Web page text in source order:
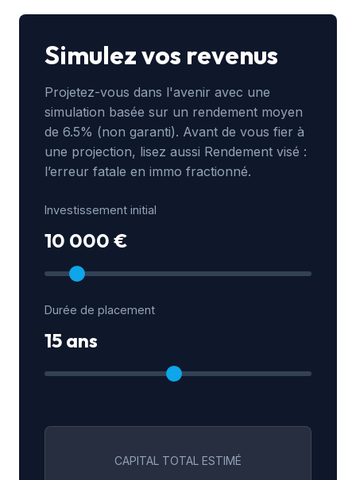
Simulez vos revenus
Projetez-vous dans l'avenir avec une
simulation basée sur un rendement moyen
de 6.5% (non garanti). Avant de vous fier à
une projection, lisez aussi Rendement visé :
l’erreur fatale en immo fractionné.
Investissement initial
10 000 €
Durée de placement
15 ans
CAPITAL TOTAL ESTIMÉ